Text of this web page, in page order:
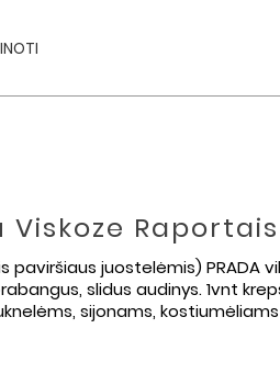
Viskoze Raportais
juostelėmis) PRADA
slidus audinys. 1vnt
sijonams,